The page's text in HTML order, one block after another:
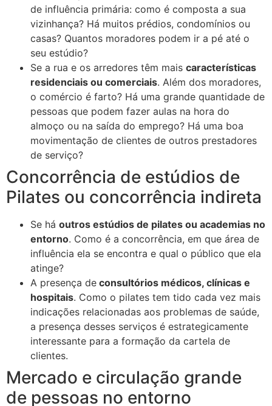
de influência primária: como é composta a sua
vizinhança? Há muitos prédios, condomínios ou
casas? Quantos moradores podem ir a pé até o
seu estúdio?
Se a rua e os arredores têm mais características
residenciais ou comerciais. Além dos moradores,
o comércio é farto? Há uma grande quantidade de
pessoas que podem fazer aulas na hora do
almoço ou na saída do emprego? Há uma boa
movimentação de clientes de outros prestadores
de serviço?
Concorrência de estúdios de
Pilates ou concorrência indireta
Se há outros estúdios de pilates ou academias no
entorno. Como é a concorrência, em que área de
influência ela se encontra e qual o público que ela
atinge?
A presença de consultórios médicos, clínicas e
hospitais. Como o pilates tem tido cada vez mais
indicações relacionadas aos problemas de saúde,
a presença desses serviços é estrategicamente
interessante para a formação da cartela de
clientes.
Mercado e circulação grande
de pessoas no entorno